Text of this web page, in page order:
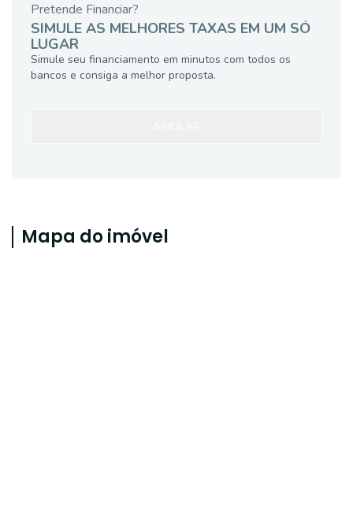
Pretende Financiar?
SIMULE AS MELHORES TAXAS EM UM SÓ
LUGAR
Simule seu financiamento em minutos com todos os
bancos e consiga a melhor proposta.
Mapa do imóvel